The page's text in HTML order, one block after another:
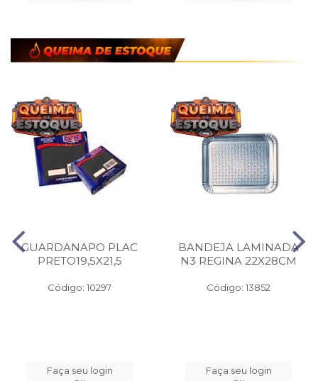
GUARDANAPO PLAC
PRETO19,5X21,5
Código: 10297
Faça seu login
BANDEJA LAMINADA
N3 REGINA 22X28CM
Código: 13852
Faça seu login